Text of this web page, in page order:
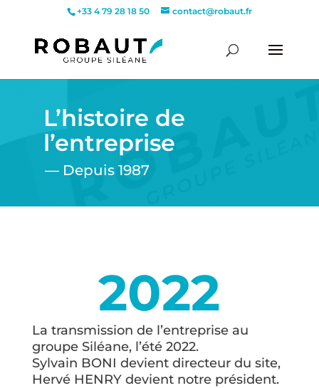
+33 4 79 28 18 50 contact@robaut.fr
L’histoire de
l’entreprise
— Depuis 1987
2022
La transmission de l’entreprise au
groupe Siléane, l’été 2022.
Sylvain BONI devient directeur du site,
Hervé HENRY devient notre président.